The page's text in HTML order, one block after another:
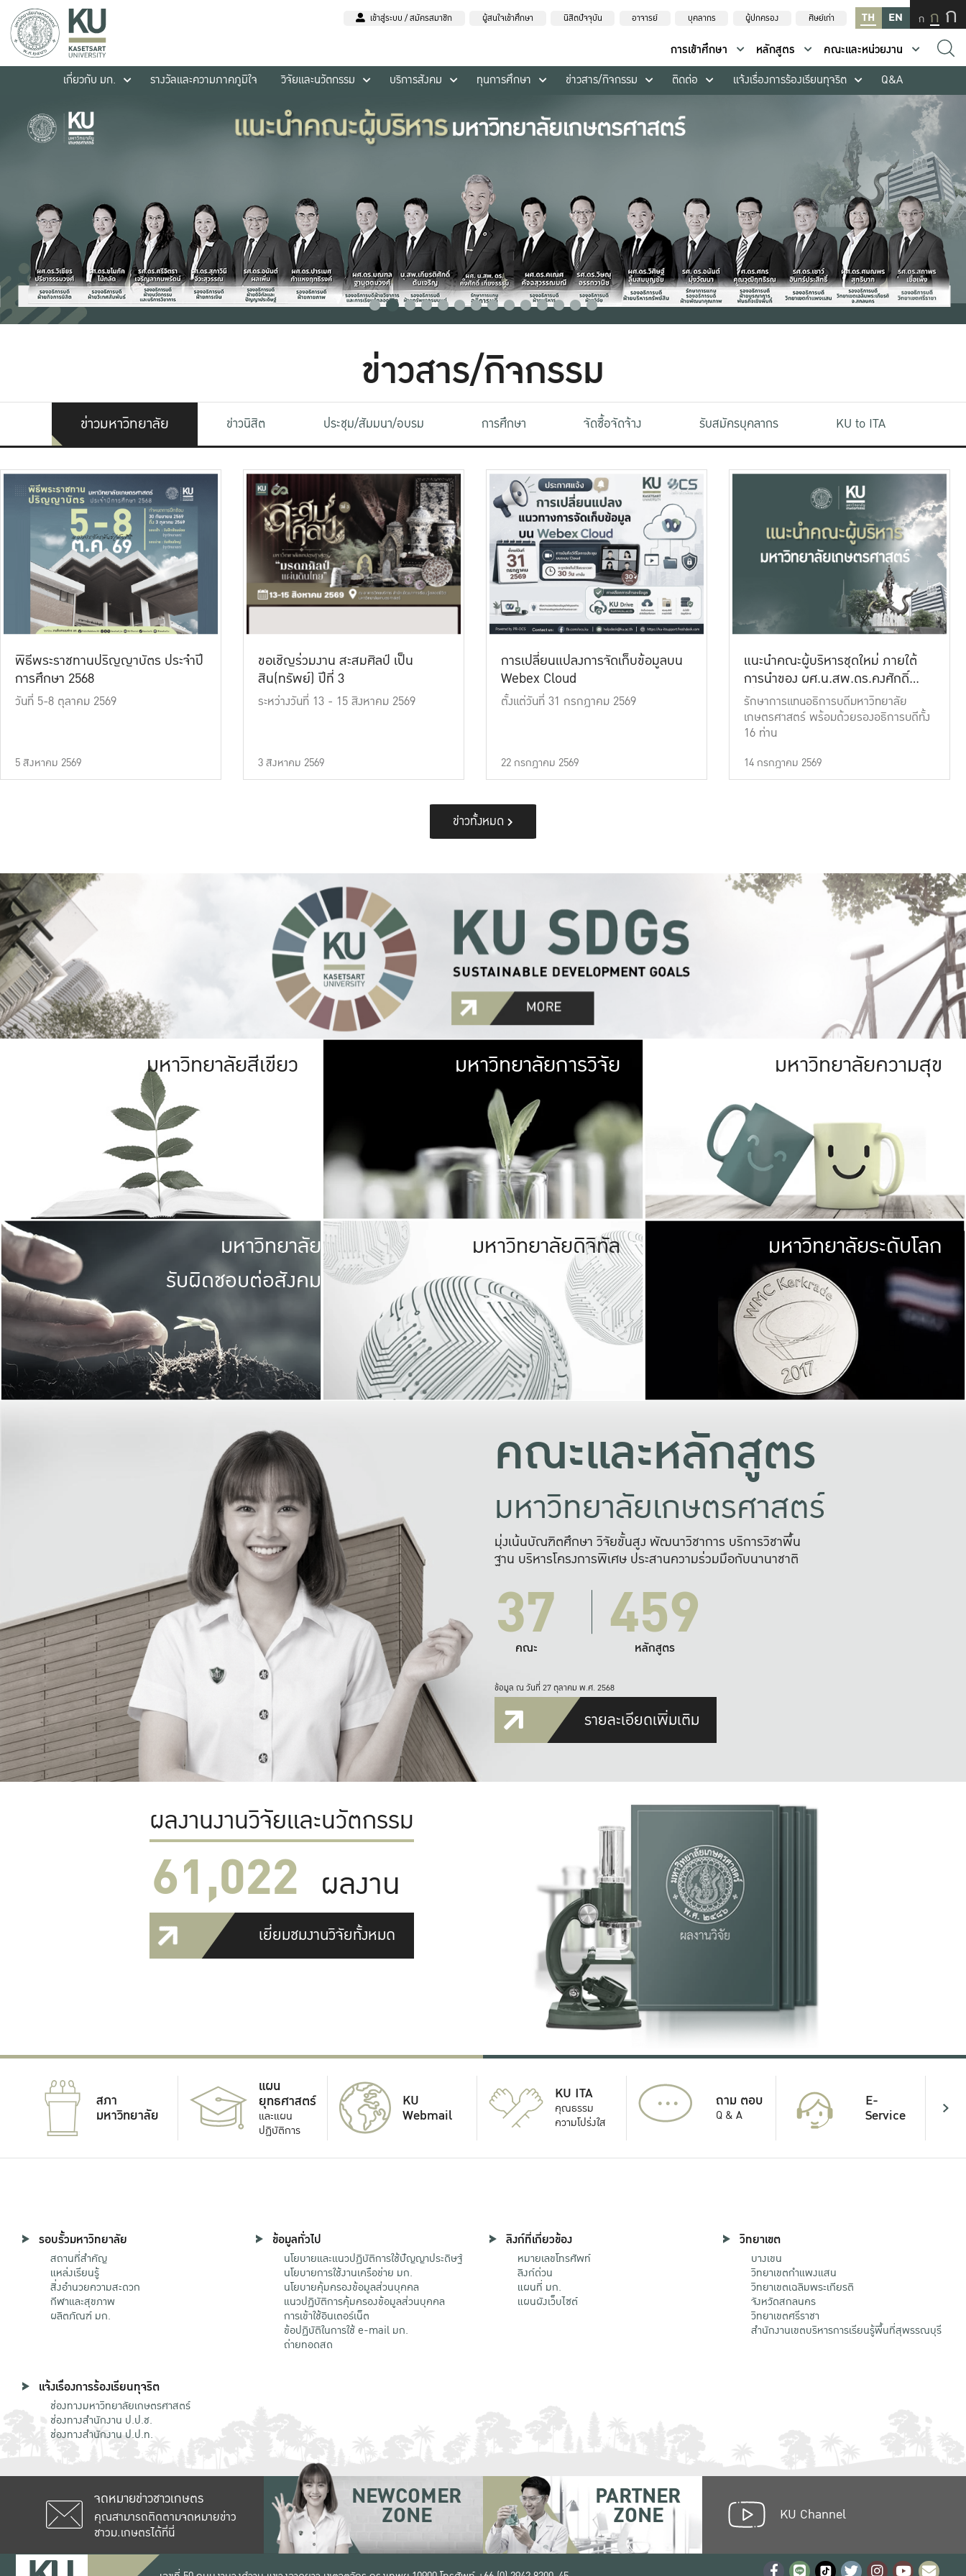
เข้าสู่ระบบ / สมัครสมาชิก ผู้สนใจเข้าศึกษา นิสิตปัจจุบัน อาจารย์ บุคลากร ผู้ปกครอง ศิษย์เก่า TH EN ก ก ก
การเข้าศึกษา หลักสูตร
คณะและหน่วยงาน
เกี่ยวกับ มก.
รางวัลและความภาคภูมิใจ วิจัยและนวัตกรรม บริการสังคม ทุนการศึกษา ข่าวสาร/กิจกรรม ติดต่อ แจ้งเรื่องการร้องเรียนทุจริต Q&A
ข่าวสาร/กิจกรรม
ข่าวมหาวิทยาลัย ข่าวนิสิต ประชุม/สัมมนา/อบรม การศึกษา จัดซื้อจัดจ้าง รับสมัครบุคลากร KU to ITA
พิธีพระราชทานปริญญาบัตร ประจำปี
การศึกษา 2568
วันที่ 5-8 ตุลาคม 2569
5 สิงหาคม 2569
ขอเชิญร่วมงาน สะสมศิลป์ เป็น
สิน(ทรัพย์) ปีที่ 3
ระหว่างวันที่ 13 - 15 สิงหาคม 2569
3 สิงหาคม 2569
การเปลี่ยนแปลงการจัดเก็บข้อมูลบน
Webex Cloud
ตั้งแต่วันที่ 31 กรกฎาคม 2569
22 กรกฎาคม 2569
แนะนำคณะผู้บริหารชุดใหม่ ภายใต้
การนำของ ผศ.น.สพ.ดร.คงศักดิ์
เที่ยงธรรม
รักษาการแทนอธิการบดีมหาวิทยาลัย
เกษตรศาสตร์ พร้อมด้วยรองอธิการบดีทั้ง
16 ท่าน
14 กรกฎาคม 2569
ข่าวทั้งหมด
มหาวิทยาลัยสีเขียว มหาวิทยาลัย
เกษตรศาสตร์ มีพื้นที่เขียวสดใส หนาแน่น
เป็นป่าในเมือง (URBAN FOREST)
เกษตรในเมือง (URBAN AGRICULTURE)
ที่นับรวมกันได้ประมาณ 1,400 ไร่
มหาวิทยาลัยการวิจัย มหาวิทยาลัย
ให้กับประชาชน
มหาวิทยาลัยความสุข
มหาวิทยาลัย
รับผิดชอบต่อสังคม
มหาวิทยาลัยรับผิดชอบต่อสังคม
ร่วมมือกับชุมชน เพื่อความกินดีอยู่ดี
และความสุขอย่างยั่งยืน
มองปัญหาในภาพกว้าง
แก้ไขจากปัญหาจุดเล็กๆ
มหาวิทยาลัยดิจิทัล มหาวิทยา
พร้อมที่จ
และผลักดันในการใช้ระบบส
เพื่อการทำงานแ
มหาวิทยาลัยระดับโลก
คณะและหลักสูตร
มหาวิทยาลัยเกษตรศาสตร์
มุ่งเน้นบัณฑิตศึกษา วิจัยขั้นสูง พัฒนาวิชาการ บริการวิชาพื้น
ฐาน บริหารโครงการพิเศษ ประสานความร่วมมือกับนานาชาติ
37
คณะ 459
หลักสูตร
ข้อมูล ณ วันที่ 27 ตุลาคม พ.ศ. 2568
รายละเอียดเพิ่มเติม
ผลงานงานวิจัยและนวัตกรรม
61,022 ผลงาน
เยี่ยมชมงานวิจัยทั้งหมด
สภา
มหาวิทยาลัย
แผน
ยุทธศาสตร์
และแผน
ปฏิบัติการ
KU
Webmail
KU ITA
คุณธรรม
ความโปร่งใส
... ถาม ตอบ
Q & A
E-
Service
รอบรั้วมหาวิทยาลัย
สถานที่สำคัญ
แหล่งเรียนรู้
สิ่งอำนวยความสะดวก
กีฬาและสุขภาพ
ผลิตภัณฑ์ มก.
ข้อมูลทั่วไป
นโยบายและแนวปฏิบัติการใช้ปัญญาประดิษฐ์
นโยบายการใช้งานเครือข่าย มก.
นโยบายคุ้มครองข้อมูลส่วนบุคคล
แนวปฏิบัติการคุ้มครองข้อมูลส่วนบุคคล
การเข้าใช้อินเตอร์เน็ต
ข้อปฏิบัติในการใช้ e-mail มก.
ถ่ายทอดสด
ลิงก์ที่เกี่ยวข้อง
หมายเลขโทรศัพท์
ลิงก์ด่วน
แผนที่ มก.
แผนผังเว็บไซต์
วิทยาเขต
บางเขน
วิทยาเขตกําแพงแสน
วิทยาเขตเฉลิมพระเกียรติ
จังหวัดสกลนคร
วิทยาเขตศรีราชา
สำนักงานเขตบริหารการเรียนรู้พื้นที่สุพรรณบุรี
แจ้งเรื่องการร้องเรียนทุจริต
ช่องทางมหาวิทยาลัยเกษตรศาสตร์
ช่องทางสำนักงาน ป.ป.ช.
ช่องทางสำนักงาน ป.ป.ท.
จดหมายข่าวชาวเกษตร
คุณสามารถติดตามจดหมายข่าว
ชาวม.เกษตรได้ที่นี่
NEWCOMER
ZONE
PARTNER
ZONE KU Channel